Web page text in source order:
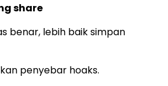
share
benar, lebih baik simpan
penyebar hoaks.